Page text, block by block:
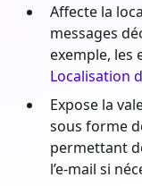
Affecte la
messages
exemple, les
Localisation
Expose la
sous forme
permettant
l’e-mail si